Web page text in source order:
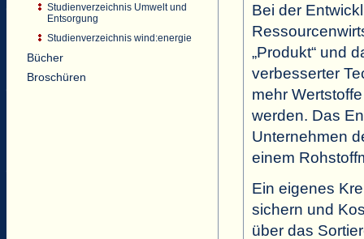
Studienverzeichnis Umwelt und
Entsorgung
Studienverzeichnis wind:energie
Bücher
Broschüren
Bei der
„Produkt“ und
verbesserter
mehr
werden. Das
Unternehmen
einem
Ein eigenes
sichern und
über das